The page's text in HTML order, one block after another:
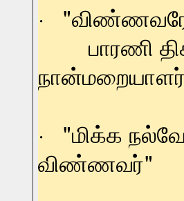
·
பாரணி
· "மிக்க
விண்ணவர்" -